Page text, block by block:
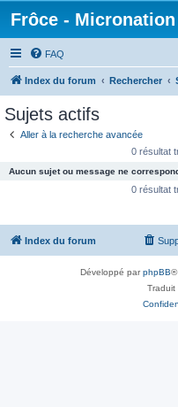
Frôce -
FAQ
Index du forum Rechercher
Sujets actifs
Aller à la recherche avancée
0 résultat
Aucun sujet ou message ne
0 résultat
Index du forum
Développé parphpBB®
Traduit